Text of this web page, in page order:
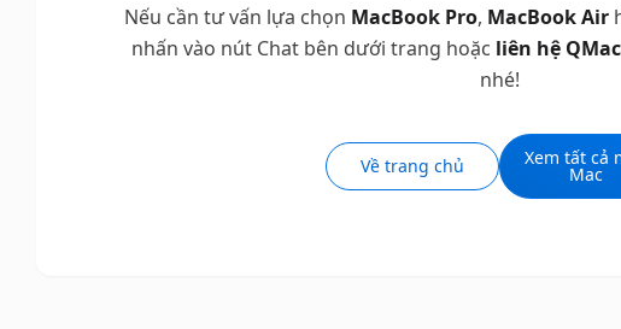
Nếu cần tư vấn lựa chọn MacBook Pro, MacBook Air
nhấn vào nút Chat bên dưới trang hoặc liên hệ
nhé!
Về trang chủ Xem tất cả
Mac